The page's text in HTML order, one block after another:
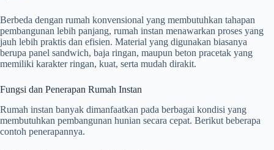
Berbeda dengan rumah konvensional yang membutuhkan tahapan
pembangunan lebih panjang, rumah instan menawarkan proses yang
jauh lebih praktis dan efisien. Material yang digunakan biasanya
berupa panel sandwich, baja ringan, maupun beton pracetak yang
memiliki karakter ringan, kuat, serta mudah dirakit.
Fungsi dan Penerapan Rumah Instan
Rumah instan banyak dimanfaatkan pada berbagai kondisi yang
membutuhkan pembangunan hunian secara cepat. Berikut beberapa
contoh penerapannya.